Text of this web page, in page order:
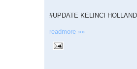
#UPDATE KELINCI
readmore »»